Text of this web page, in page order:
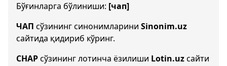
Бўғинларга бўлиниши: [чап]
ЧАП сўзининг синонимларини Sinonim.uz
сайтида қидириб кўринг.
CHAPсўзининг лотинча ёзилиши Lotin.uzсайти